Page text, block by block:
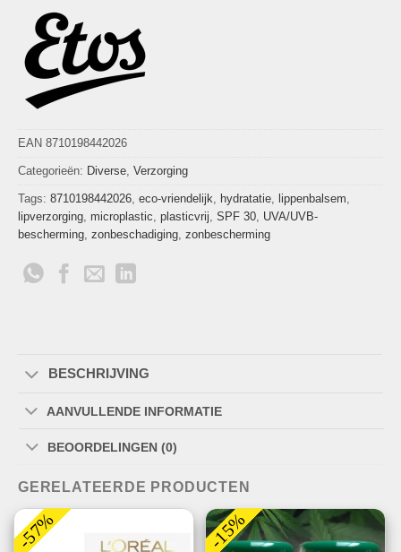
EAN 8710198442026
Categorieën: Diverse Verzorging
Tags: 8710198442026 eco-vriendelijk hydratatie lippenbalsem
lipverzorging microplastic plasticvrij SPF 30 UVA/UVB-
bescherming zonbeschadiging zonbescherming
BESCHRIJVING
AANVULLENDE INFORMATIE
BEOORDELINGEN (0)
GERELATEERDE PRODUCTEN
-57% -15%